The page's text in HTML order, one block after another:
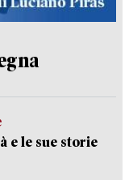
e le sue storie